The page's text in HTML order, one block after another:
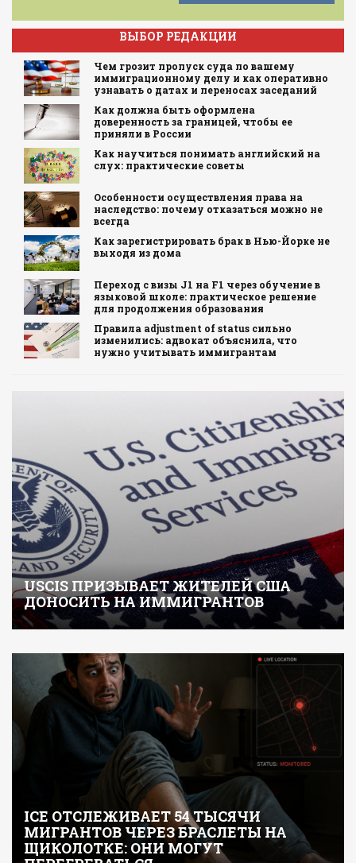
ВЫБОР РЕДАКЦИИ
Чем грозит пропуск суда по вашему
иммиграционному делу и как оперативно
узнавать о датах и переносах заседаний
Как должна быть оформлена
доверенность за границей, чтобы ее
приняли в России
Как научиться понимать английский на
слух: практические советы
Особенности осуществления права на
наследство: почему отказаться можно не
всегда
Как зарегистрировать брак в Нью-Йорке не
выходя из дома
Переход с визы J1 на F1 через обучение в
языковой школе: практическое решение
для продолжения образования
Правила adjustment of status сильно
изменились: адвокат объяснила, что
нужно учитывать иммигрантам
USCIS ПРИЗЫВАЕТ ЖИТЕЛЕЙ США
ДОНОСИТЬ НА ИММИГРАНТОВ
ICE ОТСЛЕЖИВАЕТ 54 ТЫСЯЧИ
МИГРАНТОВ ЧЕРЕЗ БРАСЛЕТЫ НА
ЩИКОЛОТКЕ: ОНИ МОГУТ